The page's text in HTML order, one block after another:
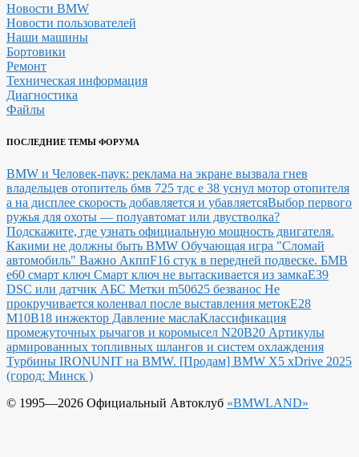
Новости BMW
Новости пользователей
Наши машины
Бортовики
Ремонт
Техническая информация
Диагностика
Файлы
ПОСЛЕДНИЕ ТЕМЫ ФОРУМА
BMW и Человек-паук: реклама на экране вызвала гнев
владельцев отопитель бмв 725 тдс е 38 уснул мотор отопителя
а на дисплее скорость добавляется и убавляетсяВыбор первого
ружья для охоты — полуавтомат или двустволка?
Подскажите, где узнать официальную мощность двигателя.
Какими не должны быть BMW Обучающая игра "Сломай
автомобиль" Важно АкппF16 стук в передней подвеске. БМВ
е60 смарт ключ Смарт ключ не вытаскивается из замкаE39
DSC или датчик АБС Метки m50б25 безванос Не
прокручивается коленвал после выставления метокЕ28
М10В18 инжектор Давление маслаКлассификация
промежуточных рычагов и коромысел N20B20 Артикулы
армированных топливных шлангов и систем охлаждения
Турбины IRONUNIT на BMW. [Продам] BMW X5 xDrive 2025
(город: Минск )
© 1995—2026 Официальный Автоклуб «BMWLAND»